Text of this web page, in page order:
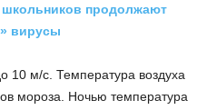
продолжают
вирусы
10 м/с. Температура воздуха
мороза. Ночью температура